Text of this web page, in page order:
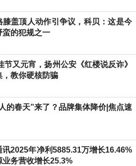
膝盖顶人动作引争议，科贝：这是今
蛮的犯规之一
节又元宵，扬州公安《红楼说反诈》
，教你硬核防骗
的春天”来了？品牌集体降价|焦点速
讯2025年净利5885.31万增长16.46%
业务营收增长25.3%